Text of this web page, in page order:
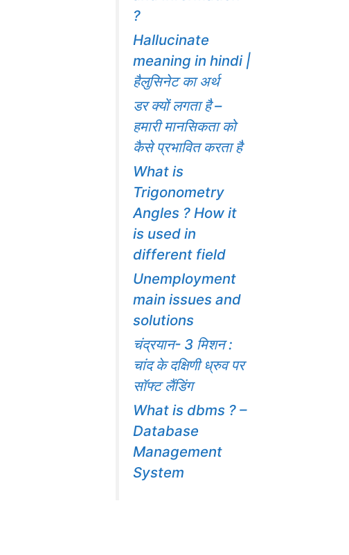
?
Hallucinate
meaning in hindi |
हैलुसिनेट का अर्थ
डर क्यों लगता है –
हमारी मानसिकता को
कैसे प्रभावित करता है
What is
Trigonometry
Angles ? How it
is used in
different field
Unemployment
main issues and
solutions
चंद्रयान- 3 मिशन :
चांद के दक्षिणी ध्रुव पर
सॉफ्ट लैंडिंग
What is dbms ? –
Database
Management
System